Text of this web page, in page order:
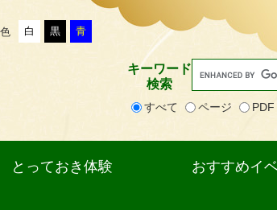
白 黒 青
キーワード
検索
検 すべて ページ PDF
とっておき体験 おすすめイ